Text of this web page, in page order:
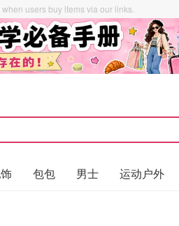
users buy items via our links.
包包 男士 运动户外